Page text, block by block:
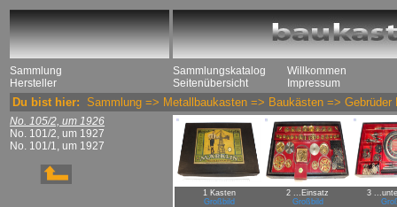
Sammlung
Hersteller
Sammlungskatalog
Seitenübersicht
Willkommen
Impressum
Du bist hier: Sammlung => Metallbaukasten => Baukästen => Gebrüder
No. 105/2, um 1926
No. 101/2, um 1927
No. 101/1, um 1927
1 Kasten
Großbild
2 ...Einsatz
Großbild
3